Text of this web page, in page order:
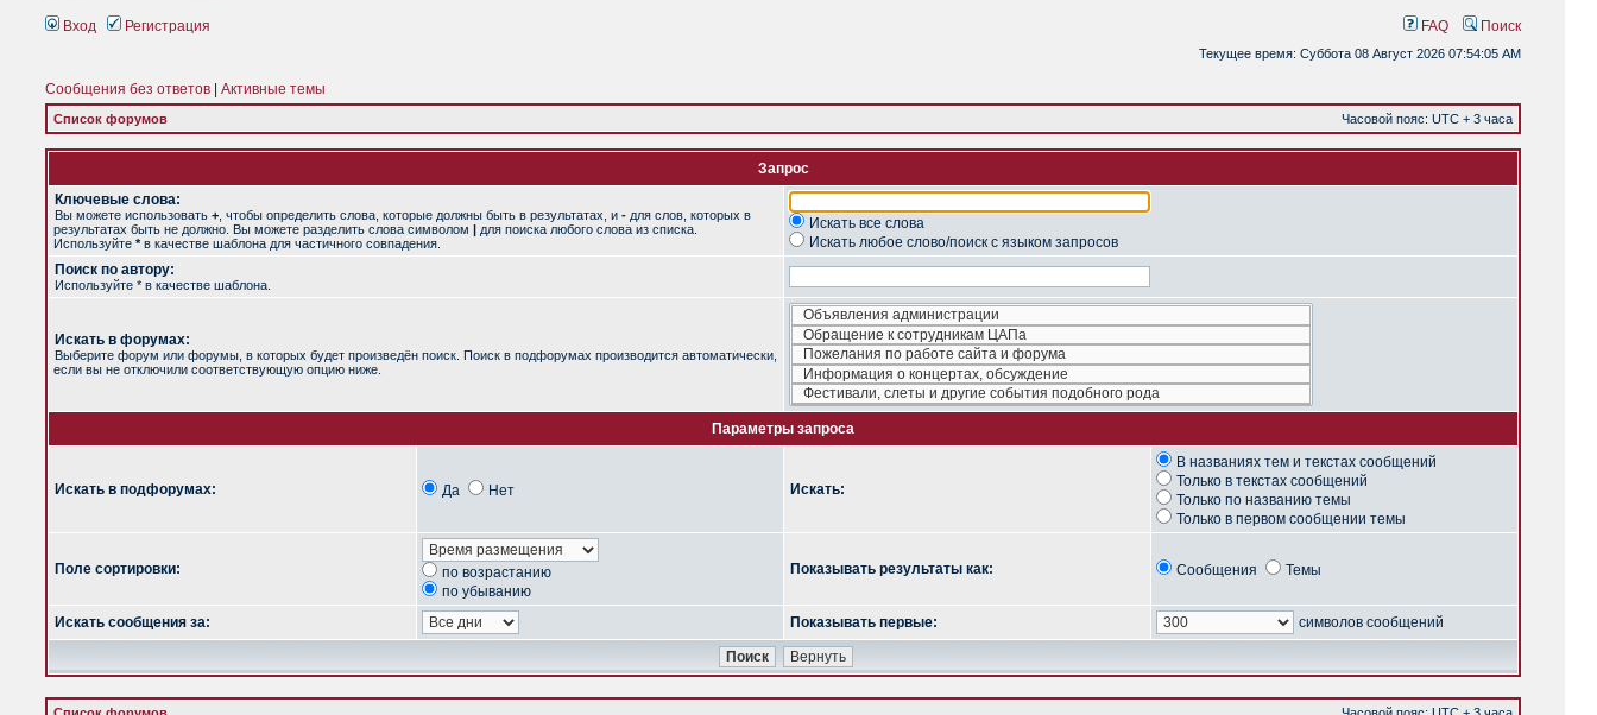
Вход Регистрация FAQ Поиск
Текущее время: Суббота 08 Август 2026 07:54:05 AM
Сообщения без ответов Активные темы
Список форумов Часовой пояс: UTC + 3 часа
Запрос
Ключевые слова:
Вы можете использовать + , чтобы определить слова, которые должны быть в результатах, и - для слов, которых в
результатах быть не должно. Вы можете разделить слова символом | для поиска любого слова из списка.
Используйте *в качестве шаблона для частичного совпадения.
Искать все слова
Искать любое слово/поиск с языком запросов
Поиск по автору:
Используйте * в качестве шаблона.
Искать в форумах:
Выберите форум или форумы, в которых будет произведён поиск. Поиск в подфорумах производится автоматически,
если вы не отключили соответствующую опцию ниже.
Параметры запроса
Искать в подфорумах: Да Нет Искать:
В названиях тем и текстах сообщений
Только в текстах сообщений
Только по названию темы
Только в первом сообщении темы
Поле сортировки:
по возрастанию
по убыванию
Показывать результаты как: Сообщения Темы
Искать сообщения за: Показывать первые: символов сообщений